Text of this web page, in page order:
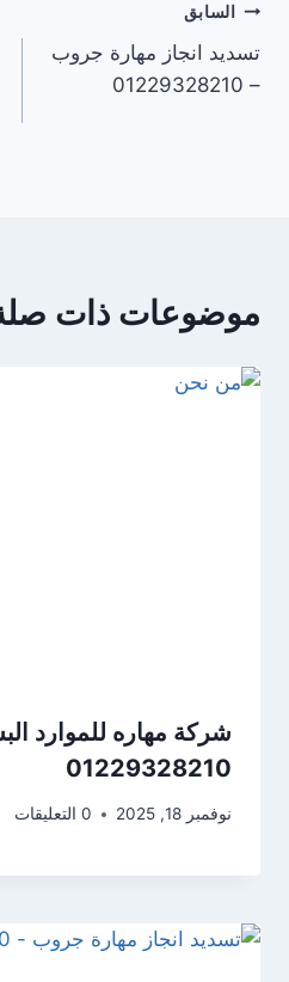
السابق
تسديد انجاز مهارة جروب
– 01229328210
موضوعات ذات
شركة مهاره للموارد
01229328210
نوفمبر 18, 2025 0 التعليقات